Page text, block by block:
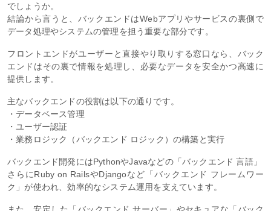
でしょうか。
結論から言うと、バックエンドはWebアプリやサービスの裏側で
データ処理やシステムの管理を担う重要な部分です。
フロントエンドがユーザーと直接やり取りする窓口なら、バック
エンドはその裏で情報を処理し、必要なデータを安全かつ高速に
提供します。
主なバックエンドの役割は以下の通りです。
・データベース管理
・ユーザー認証
・業務ロジック（バックエンド ロジック）の構築と実行
バックエンド開発にはPythonやJavaなどの「バックエンド 言語」
さらにRuby on RailsやDjangoなど「バックエンド フレームワー
ク」が使われ、効率的なシステム運用を支えています。
また、安定した「バックエンド サーバー」やセキュアな「バック